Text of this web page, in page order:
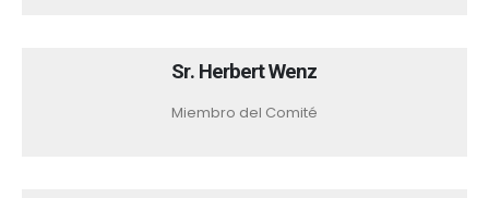
Sr. Herbert Wenz
Miembro del Comité